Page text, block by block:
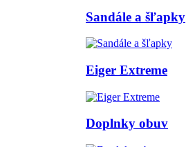
Sandále a šľapky
Eiger Extreme
Doplnky obuv